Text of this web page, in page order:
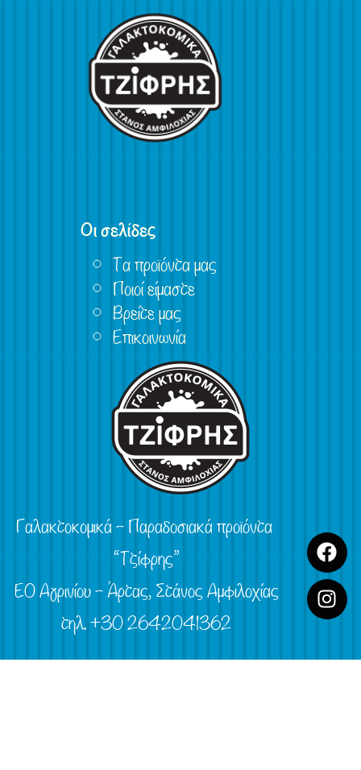
Οι σελίδες
Τα προϊόντα μας
Ποιοί είμαστε
Βρείτε μας
Επικοινωνία
Γαλακτοκομικά – Παραδοσιακά προϊόντα
“Τζίφρης”
ΕΟ Αγρινίου – Άρτας, Στάνος Αμφιλοχίας
τηλ. +30 2642041362